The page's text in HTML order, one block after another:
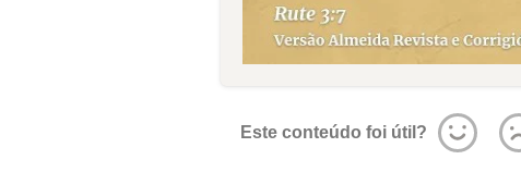
Este conteúdo foi útil?